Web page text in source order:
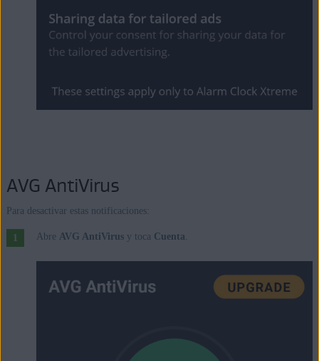
AVG AntiVirus
Para desactivar estas notificaciones:
Abre AVG AntiVirusy toca Cuenta